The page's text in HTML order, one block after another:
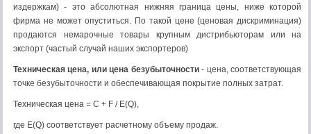
издержкам) - это абсолютная нижняя граница цены, ниже которой
фирма не может опуститься. По такой цене (ценовая дискриминация)
продаются немарочные товары крупным дистрибьюторам или на
экспорт (частый случай наших экспортеров)
Техническая цена, или цена безубыточности- цена, соответствующая
точке безубыточности и обеспечивающая покрытие полных затрат.
Техническая цена = С + F / E(Q),
где E(Q) соответствует расчетному объему продаж.